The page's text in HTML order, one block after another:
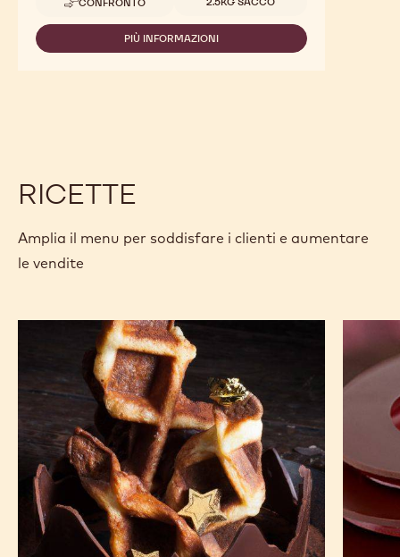
-
JAVA
PIÙ INFORMAZIONI
-
RICETTE
Amplia il menu per soddisfare i clienti e aumentare
le vendite